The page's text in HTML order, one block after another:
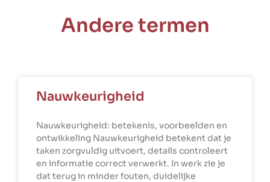
Andere termen
Nauwkeurigheid
Nauwkeurigheid: betekenis, voorbeelden en
ontwikkeling Nauwkeurigheid betekent dat je
taken zorgvuldig uitvoert, details controleert
en informatie correct verwerkt. In werk zie je
dat terug in minder fouten, duidelijke